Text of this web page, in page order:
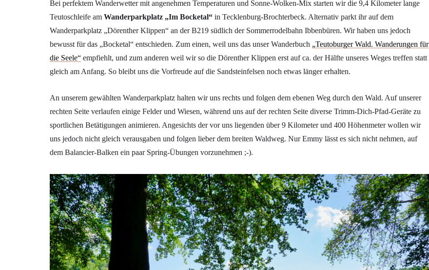
Bei perfektem Wanderwetter mit angenehmen Temperaturen und Sonne-Wolken-Mix starten wir die 9,4 Kilometer lange
Teutoschleife am Wanderparkplatz „Im Bocketal“ in Tecklenburg-Brochterbeck. Alternativ parkt ihr auf dem
Wanderparkplatz „Dörenther Klippen“ an der B219 südlich der Sommerrodelbahn Ibbenbüren. Wir haben uns jedoch
bewusst für das „Bocketal“ entschieden. Zum einen, weil uns das unser Wanderbuch „Teutoburger Wald. Wanderungen für
die Seele“ empfiehlt, und zum anderen weil wir so die Dörenther Klippen erst auf ca. der Hälfte unseres Weges treffen statt
gleich am Anfang. So bleibt uns die Vorfreude auf die Sandsteinfelsen noch etwas länger erhalten.
An unserem gewählten Wanderparkplatz halten wir uns rechts und folgen dem ebenen Weg durch den Wald. Auf unserer
rechten Seite verlaufen einige Felder und Wiesen, während uns auf der rechten Seite diverse Trimm-Dich-Pfad-Geräte zu
sportlichen Betätigungen animieren. Angesichts der vor uns liegenden über 9 Kilometer und 400 Höhenmeter wollen wir
uns jedoch nicht gleich verausgaben und folgen lieber dem breiten Waldweg. Nur Emmy lässt es sich nicht nehmen, auf
dem Balancier-Balken ein paar Spring-Übungen vorzunehmen ;-).